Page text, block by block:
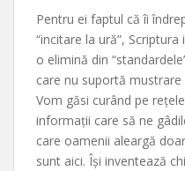
Pentru ei faptul că îi
“incitare la ură”,
o elimină din
care nu suportă
Vom găsi curând pe
informații care să ne
care oamenii aleargă
sunt aici. Își inventează